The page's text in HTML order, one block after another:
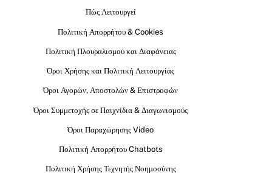
Πώς Λειτουργεί
Πολιτική Απορρήτου & Cookies
Πολιτική Πλουραλισμού και Διαφάνειας
Όροι Χρήσης και Πολιτική Λειτουργίας
Όροι Αγορών, Αποστολών & Επιστροφών
Όροι Συμμετοχής σε Παιχνίδια & Διαγωνισμούς
Όροι Παραχώρησης Video
Πολιτική Απορρήτου Chatbots
Πολιτική Χρήσης Τεχνητής Νοημοσύνης